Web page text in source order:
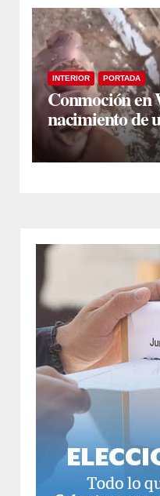
INTERIOR PORTADA
Conmoción en
nacimiento de
lechones con